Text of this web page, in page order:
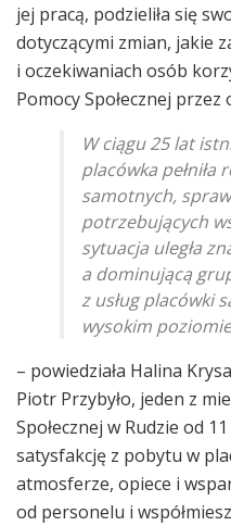
jej pracą, podzieliła się
dotyczącymi zmian, jakie
i oczekiwaniach osób
Pomocy Społecznej
W ciągu 25 lat
placówka
samotnych,
potrzebujących
sytuacja uległa
a dominującą
z usług placówki
wysokim
– powiedziała Halina
Piotr Przybyło, jeden z
Społecznej w Rudzie od
satysfakcję z pobytu w
atmosferze, opiece i
od personelu i